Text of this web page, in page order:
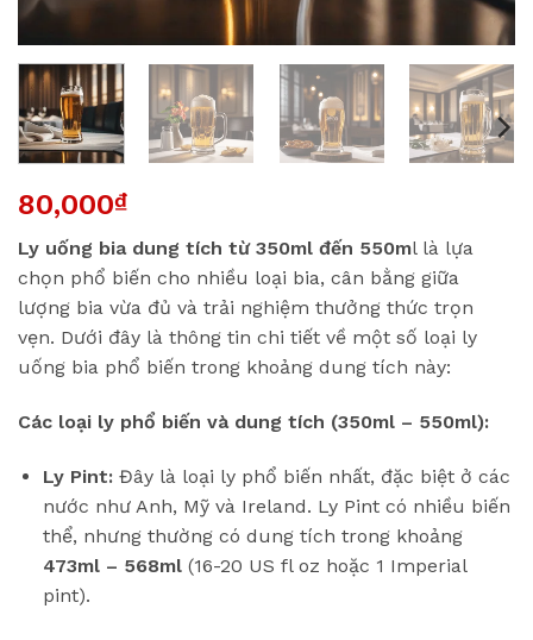
80,000₫
Ly uống bia dung tích từ 350ml đến 550ml là lựa
chọn phổ biến cho nhiều loại bia, cân bằng giữa
lượng bia vừa đủ và trải nghiệm thưởng thức trọn
vẹn. Dưới đây là thông tin chi tiết về một số loại ly
uống bia phổ biến trong khoảng dung tích này:
Các loại ly phổ biến và dung tích (350ml – 550ml):
Ly Pint:Đây là loại ly phổ biến nhất, đặc biệt ở các
nước như Anh, Mỹ và Ireland. Ly Pint có nhiều biến
thể, nhưng thường có dung tích trong khoảng
473ml – 568ml(16-20 US fl oz hoặc 1 Imperial
pint).